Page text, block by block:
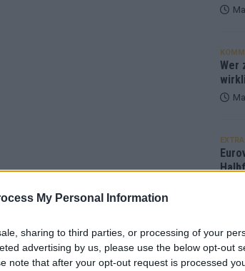
My Personal Information
sharing to third parties, or processing of your
advertising by us, please use the below opt-out
note that after your opt-out request is processed
Wer
EXTRA
AD